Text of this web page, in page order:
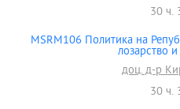
30 ч.
MSRM106 Политика на
лозарство
доц. д-р
30 ч.